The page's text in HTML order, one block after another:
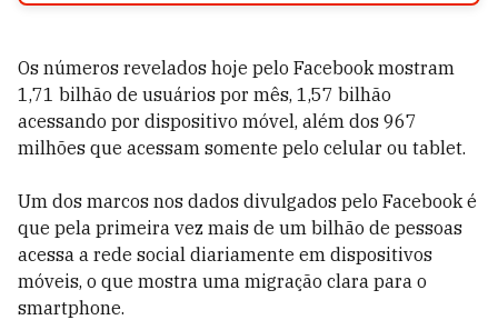
Os números revelados hoje pelo Facebook mostram
1,71 bilhão de usuários por mês, 1,57 bilhão
acessando por dispositivo móvel, além dos 967
milhões que acessam somente pelo celular ou tablet.
Um dos marcos nos dados divulgados pelo Facebook é
que pela primeira vez mais de um bilhão de pessoas
acessa a rede social diariamente em dispositivos
móveis, o que mostra uma migração clara para o
smartphone.